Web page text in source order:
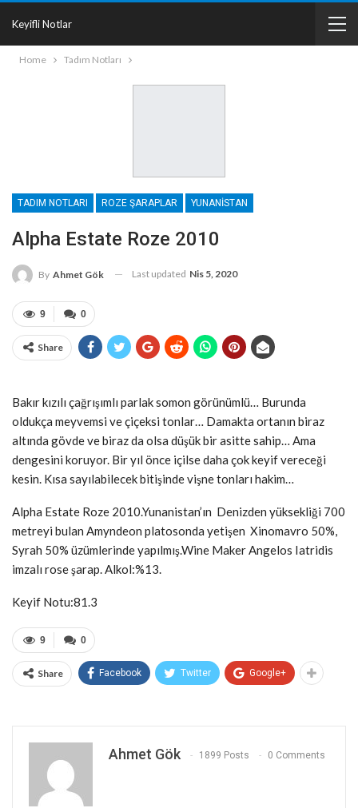
Keyifli Notlar
Home Tadım Notları
TADIM NOTLARI ROZE ŞARAPLAR YUNANISTAN
Alpha Estate Roze 2010
By Ahmet Gök Last updated Nis 5, 2020
0
9
Share
Bakır kızılı çağrışımlı parlak somon görünümlü… Burunda
oldukça meyvemsi ve çiçeksi tonlar… Damakta ortanın biraz
altında gövde ve biraz da olsa düşük bir asitte sahip… Ama
dengesini koruyor. Bir yıl önce içilse daha çok keyif vereceği
kesin. Kısa sayılabilecek bitişinde vişne tonları hakim…
Alpha Estate Roze 2010.Yunanistan’ın Denizden yüksekliği 700
metreyi bulan Amyndeon platosonda yetişen Xinomavro 50%,
Syrah 50% üzümlerinde yapılmış.Wine Maker Angelos Iatridis
imzalı rose şarap. Alkol:%13.
Keyif Notu:81.3
0
9
Share Facebook Twitter Google+
Ahmet Gök 1899 Posts 0 Comments